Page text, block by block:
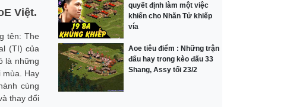
Việt.
tên: The
(TI) của
là những
Hay
cùng
thay đổi
quyết định làm một việc
khiến cho Nhãn Tử khiếp
vía
Aoe tiêu điểm : Những trận
đấu hay trong kèo đấu 33
Shang, Assy tối 23/2